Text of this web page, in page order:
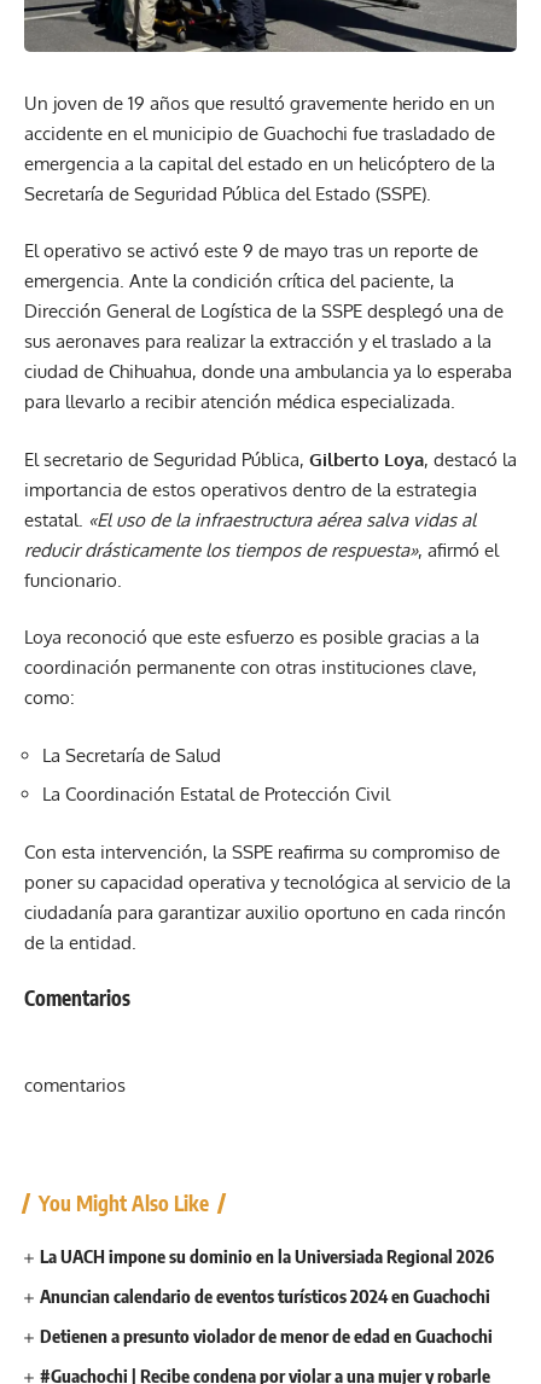
Un joven de 19 años que resultó gravemente herido en un
accidente en el municipio de Guachochi fue trasladado de
emergencia a la capital del estado en un helicóptero de la
Secretaría de Seguridad Pública del Estado (SSPE).
El operativo se activó este 9 de mayo tras un reporte de
emergencia. Ante la condición crítica del paciente, la
Dirección General de Logística de la SSPE desplegó una de
sus aeronaves para realizar la extracción y el traslado a la
ciudad de Chihuahua, donde una ambulancia ya lo esperaba
para llevarlo a recibir atención médica especializada.
El secretario de Seguridad Pública, Gilberto Loya, destacó la
importancia de estos operativos dentro de la estrategia
estatal. «El uso de la infraestructura aérea salva vidas al
reducir drásticamente los tiempos de respuesta», afirmó el
funcionario.
Loya reconoció que este esfuerzo es posible gracias a la
coordinación permanente con otras instituciones clave,
como:
La Secretaría de Salud
La Coordinación Estatal de Protección Civil
Con esta intervención, la SSPE reafirma su compromiso de
poner su capacidad operativa y tecnológica al servicio de la
ciudadanía para garantizar auxilio oportuno en cada rincón
de la entidad.
Comentarios
comentarios
You Might Also Like
La UACH impone su dominio en la Universiada Regional 2026
Anuncian calendario de eventos turísticos 2024 en Guachochi
Detienen a presunto violador de menor de edad en Guachochi
#Guachochi | Recibe condena por violar a una mujer y robarle